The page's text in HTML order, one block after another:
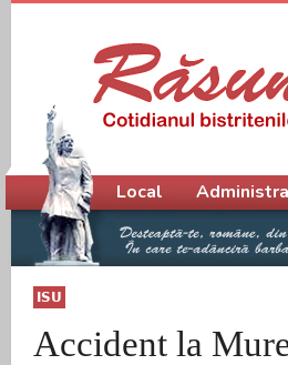
ISU
Accident la
Meniu principal
Local